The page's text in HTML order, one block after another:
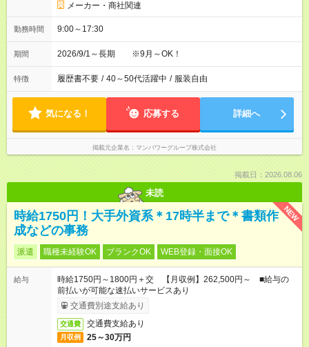
メーカー・商社関連
勤務時間 9:00～17:30
期間 2026/9/1～長期 ※9月～OK！
特徴 履歴書不要 / 40～50代活躍中 / 服装自由
気になる！ 応募する 詳細へ
掲載元企業名 マンパワーグループ株式会社
掲載日：2026.08.06
未読
NEW
時給1750円！大手外資系＊17時半まで＊書類作
成などの事務
派遣 職種未経験OK ブランクOK WEB登録・面接OK
給与
時給1750円～1800円＋交 【月収例】262,500円～ ■給与の
前払いが可能な速払いサービスあり
交通費別途支給あり
交通費 交通費支給あり
月収例 25～30万円